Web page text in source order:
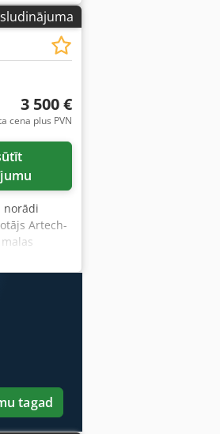
paliktņa
ātrums
mm
3 500 €
cena plus PVN
norādi
Artech-
320 kg
tagad